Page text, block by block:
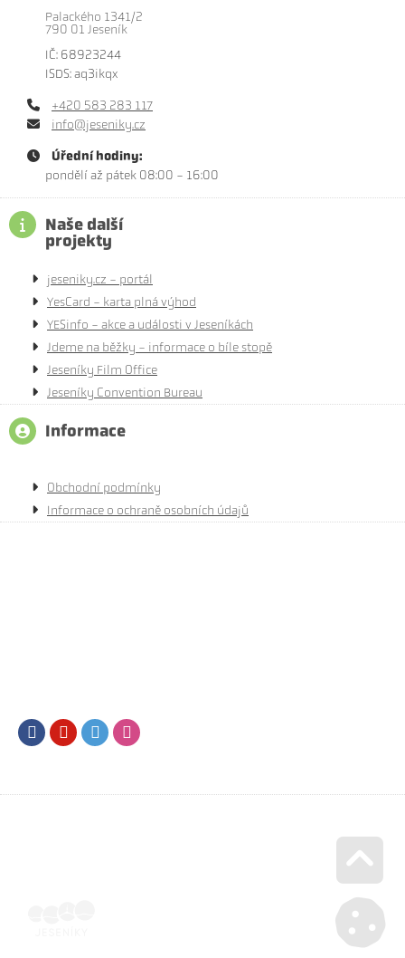
Palackého 1341/2
790 01 Jeseník
IČ: 68923244
ISDS: aq3ikqx
+420 583 283 117
info@jeseniky.cz
Úřední hodiny:
pondělí až pátek 08:00 - 16:00
Naše další
projekty
jeseniky.cz - portál
YesCard - karta plná výhod
YESinfo - akce a události v Jeseníkách
Jdeme na běžky - informace o bíle stopě
Jeseníky Film Office
Jeseníky Convention Bureau
Informace
Obchodní podmínky
Informace o ochraně osobních údajů
FacebookYoutubeTwitter
Go